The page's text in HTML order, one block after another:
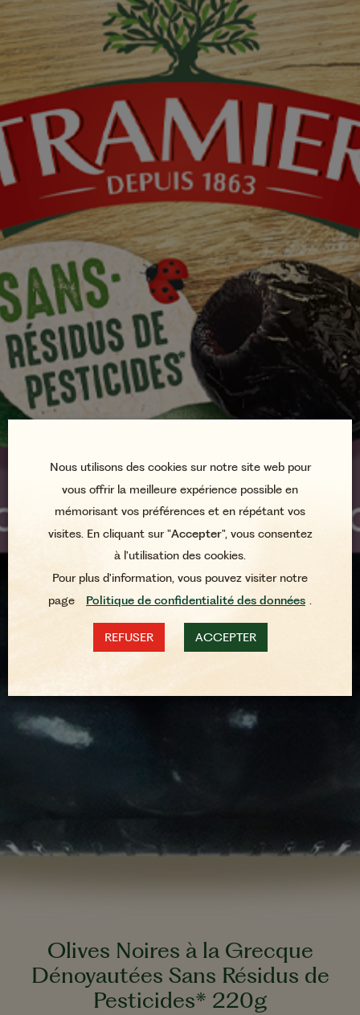
Olives Noires à la Grecque
Dénoyautées Sans Résidus de
Pesticides* 220g
Nous utilisons des cookies sur notre site web pour
vous offrir la meilleure expérience possible en
mémorisant vos préférences et en répétant vos
visites. En cliquant sur "Accepter", vous consentez
à l'utilisation des cookies.
Pour plus d'information, vous pouvez visiter notre
page
Politique de confidentialité des données .
REFUSER ACCEPTER